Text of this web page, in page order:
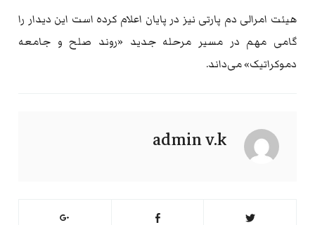
هیئت امرالی دم پارتی نیز در پایان اعلام کرده است این دیدار را
گامی مهم در مسیر مرحله جدید «روند صلح و جامعه
دموکراتیک» می‌داند.
admin v.k